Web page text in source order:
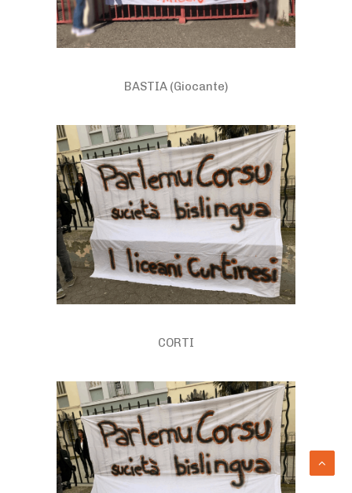
BASTIA (Giocante)
CORTI